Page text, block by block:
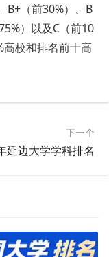
B+（前30%）、B
）以及C（前10
校和排名前十高
下一个
延边大学学科排名